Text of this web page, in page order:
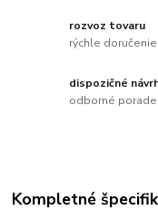
rozvoz tovaru
rýchle doručenie
dispozičné
odborné
Kompletné